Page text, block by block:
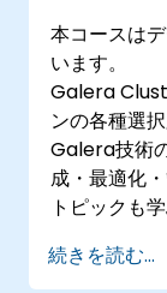
本コースは
います。
Galera
ンの各種選
Galera技術
成・最適化
トピックも
続きを読む...